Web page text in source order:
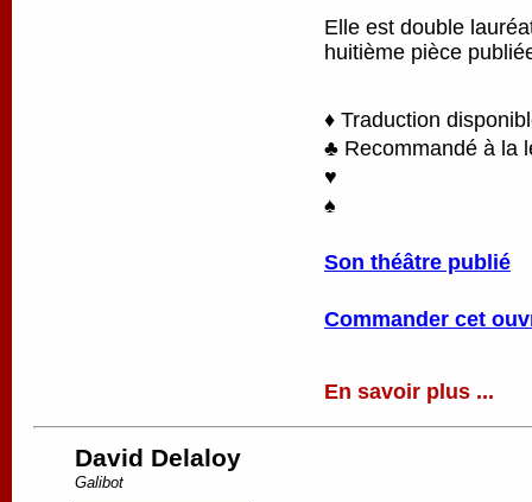
Elle est double
huitième pièce
♦ Traduction
♣ Recommandé à la
♥
♠
Son théâtre publié
Commander cet
En savoir plus ...
David Delaloy
Galibot